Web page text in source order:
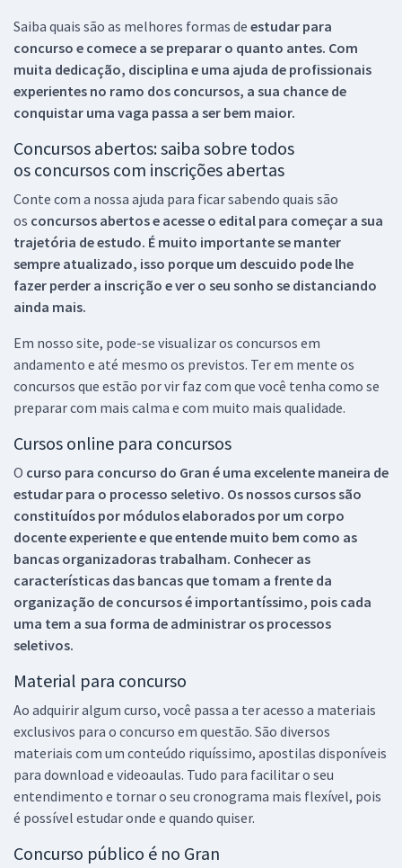
Saiba quais são as melhores formas de estudar para
concurso e comece a se preparar o quanto antes. Com
muita dedicação, disciplina e uma ajuda de profissionais
experientes no ramo dos concursos, a sua chance de
conquistar uma vaga passa a ser bem maior.
Concursos abertos: saiba sobre todos
os concursos com inscrições abertas
Conte com a nossa ajuda para ficar sabendo quais são
os concursos abertos e acesse o edital para começar a sua
trajetória de estudo. É muito importante se manter
sempre atualizado, isso porque um descuido pode lhe
fazer perder a inscrição e ver o seu sonho se distanciando
ainda mais.
Em nosso site, pode-se visualizar os concursos em
andamento e até mesmo os previstos. Ter em mente os
concursos que estão por vir faz com que você tenha como se
preparar com mais calma e com muito mais qualidade.
Cursos online para concursos
O curso para concurso do Gran é uma excelente maneira de
estudar para o processo seletivo. Os nossos cursos são
constituídos por módulos elaborados por um corpo
docente experiente e que entende muito bem como as
bancas organizadoras trabalham. Conhecer as
características das bancas que tomam a frente da
organização de concursos é importantíssimo, pois cada
uma tem a sua forma de administrar os processos
seletivos.
Material para concurso
Ao adquirir algum curso, você passa a ter acesso a materiais
exclusivos para o concurso em questão. São diversos
materiais com um conteúdo riquíssimo, apostilas disponíveis
para download e videoaulas. Tudo para facilitar o seu
entendimento e tornar o seu cronograma mais flexível, pois
é possível estudar onde e quando quiser.
Concurso público é no Gran